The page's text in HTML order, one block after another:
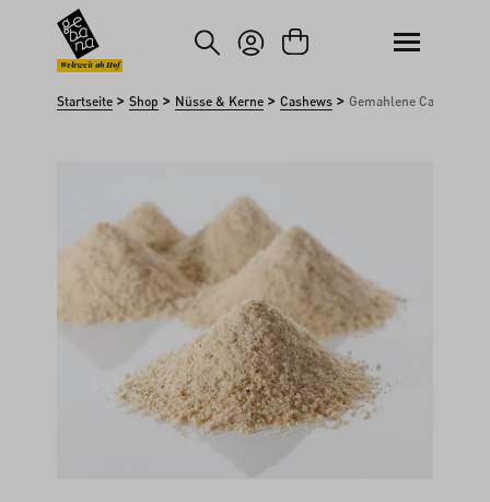
Hauptinhalt springen
Zur Suche springen
Weltweit ab Hof
Startseite > Shop > Nüsse & Kerne > Cashews > Gemahlene Cashews